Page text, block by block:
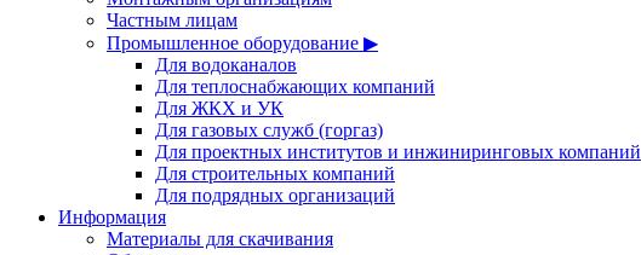
Частным лицам
Промышленное оборудование ▶
Для водоканалов
Для теплоснабжающих компаний
Для ЖКХ и УК
Для газовых служб (горгаз)
Для проектных институтов и инжиниринговых компаний
Для строительных компаний
Для подрядных организаций
Информация
Материалы для скачивания